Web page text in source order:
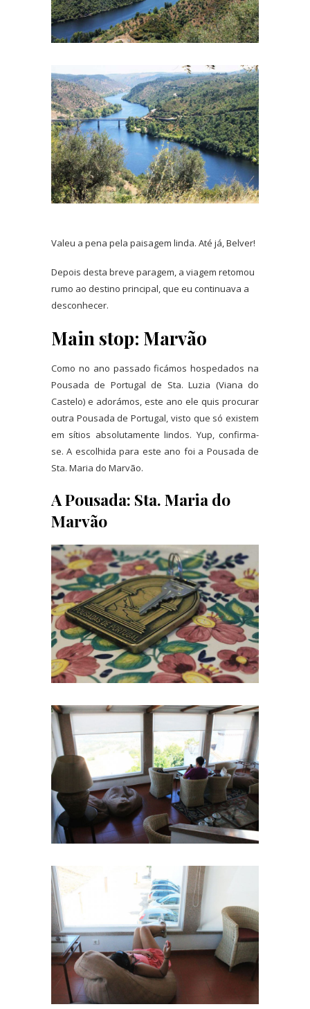
Valeu a pena pela paisagem linda. Até já, Belver!
Depois desta breve paragem, a viagem retomou
rumo ao destino principal, que eu continuava a
desconhecer.
Main stop: Marvão
Como no ano passado ficámos hospedados na
Pousada de Portugal de Sta. Luzia (Viana do
Castelo) e adorámos, este ano ele quis procurar
outra Pousada de Portugal, visto que só existem
em sítios absolutamente lindos. Yup, confirma-
se. A escolhida para este ano foi a Pousada de
Sta. Maria do Marvão.
A Pousada: Sta. Maria do
Marvão